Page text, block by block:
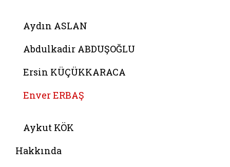
Aydın ASLAN
Abdulkadir ABDUŞOĞLU
Ersin KÜÇÜKKARACA
Enver ERBAŞ
Aykut KÖK
Hakkında